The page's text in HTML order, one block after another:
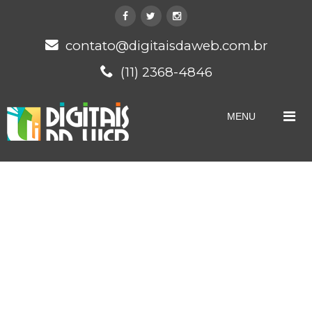
contato@digitaisdaweb.com.br
(11) 2368-4846
MENU